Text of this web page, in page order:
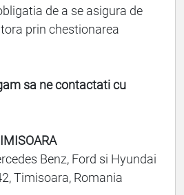
de a se asigura de
prin chestionarea
sa ne contactati cu
Benz, Ford si Hyundai
Timisoara, Romania